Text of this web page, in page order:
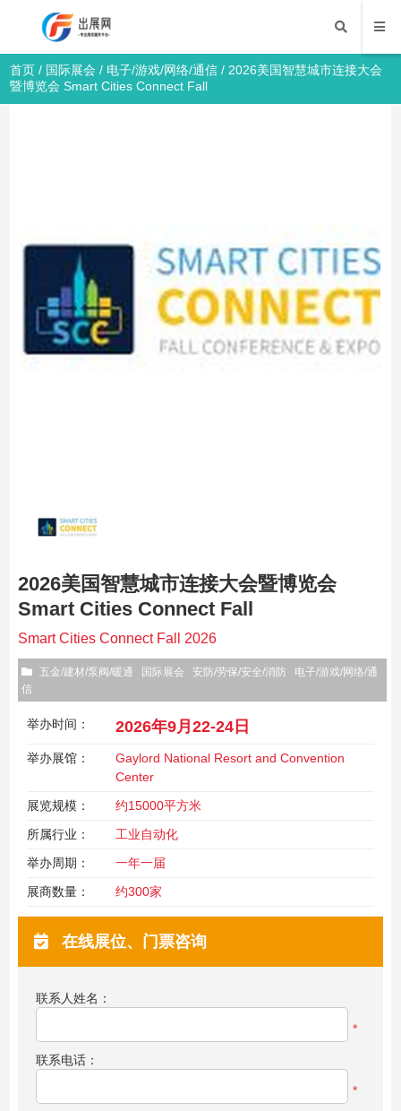
首页 / 国际展会 / 电子/游戏/网络/通信 / 2026美国智慧城市连接大会
暨博览会 Smart Cities Connect Fall
2026美国智慧城市连接大会暨博览会
Smart Cities Connect Fall
Smart Cities Connect Fall 2026
五金/建材/泵阀/暖通 国际展会 安防/劳保/安全/消防
电子/游戏/网络/通
信
举办时间： 2026年9月22-24日
举办展馆：
Gaylord National Resort and Convention
Center
展览规模：
约15000平方米
所属行业：
工业自动化
举办周期：
一年一届
展商数量：
约300家
在线展位、门票咨询
联系人姓名：
*
联系电话：
*